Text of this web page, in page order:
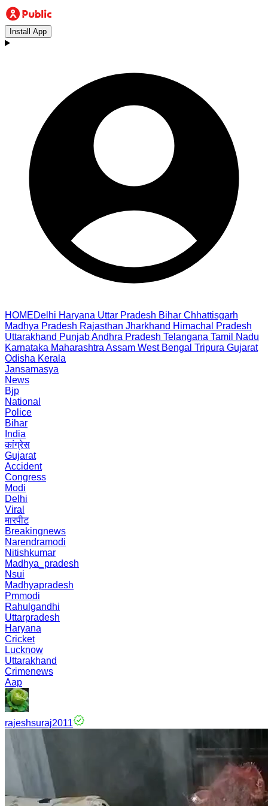
Install App
HOMEDelhi Haryana Uttar Pradesh Bihar Chhattisgarh
Madhya Pradesh Rajasthan Jharkhand Himachal Pradesh
Uttarakhand PunjabAndhra Pradesh Telangana Tamil Nadu
Karnataka Maharashtra Assam West Bengal Tripura Gujarat
Odisha Kerala
Jansamasya
News
Bjp
National
Police
Bihar
India
कांग्रेस
Gujarat
Accident
Congress
Modi
Delhi
Viral
मारपीट
Breakingnews
Narendramodi
Nitishkumar
Madhya_pradesh
Nsui
Madhyapradesh
Pmmodi
Rahulgandhi
Uttarpradesh
Haryana
Cricket
Lucknow
Uttarakhand
Crimenews
Aap
rajeshsuraj2011